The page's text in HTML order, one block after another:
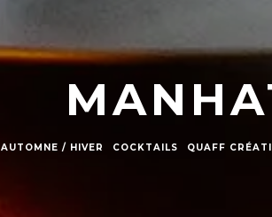
AUTOMNE / HIVER COCKTAILS QUAFF